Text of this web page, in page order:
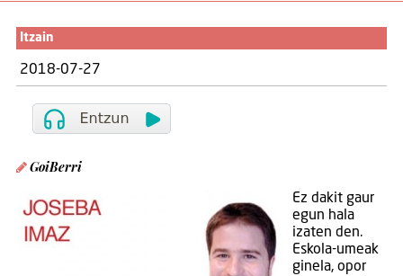
Itzain
2018-07-27
GoiBerri
Ez dakit gaur
egun hala
izaten den.
Eskola-umeak
ginela, opor